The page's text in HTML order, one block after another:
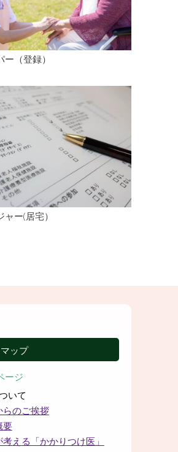
（登録）
ー(居宅）
ップ
ージ
いて
らのご挨拶
要
える「かかりつけ医」